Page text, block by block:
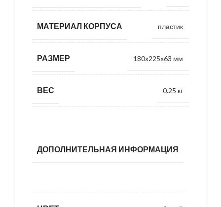
МАТЕРИАЛ КОРПУСА пластик
РАЗМЕР 180x225x63 мм
ВЕС 0.25 кг
ДОПОЛНИТЕЛЬНАЯ ИНФОРМАЦИЯ